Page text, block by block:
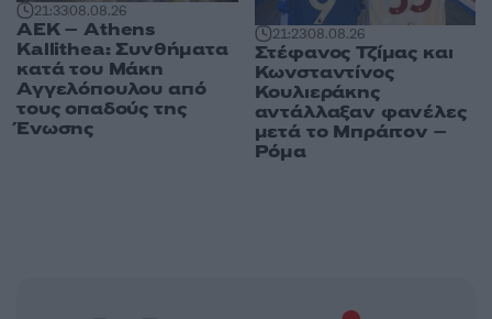
21:3308.08.26
ΑΕΚ – Athens
Kallithea: Συνθήματα
κατά του Μάκη
Αγγελόπουλου από
τους οπαδούς της
Ένωσης
21:2308.08.26
Στέφανος Τζίμας και
Κωνσταντίνος
Κουλιεράκης
αντάλλαξαν φανέλες
μετά το Μπράιτον –
Ρόμα